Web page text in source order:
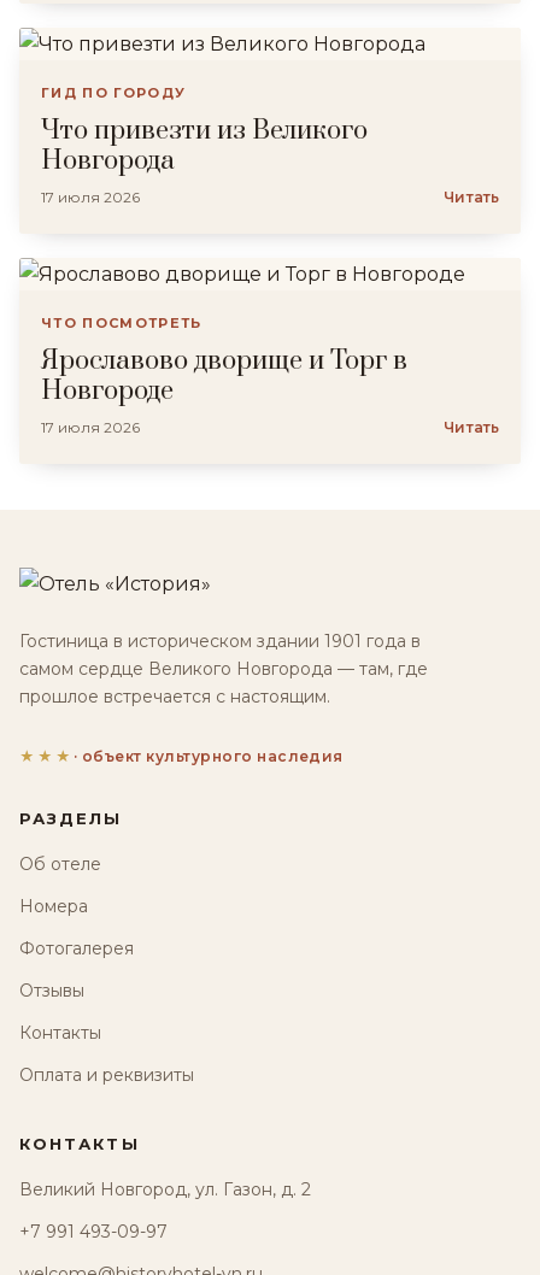
ГИД ПО ГОРОДУ
Что привезти из Великого
Новгорода
17 июля 2026 Читать
ЧТО ПОСМОТРЕТЬ
Ярославово дворище и Торг в
Новгороде
17 июля 2026 Читать
Гостиница в историческом здании 1901 года в
самом сердце Великого Новгорода — там, где
прошлое встречается с настоящим.
★★★ · объект культурного наследия
РАЗДЕЛЫ
Об отеле
Номера
Фотогалерея
Отзывы
Контакты
Оплата и реквизиты
КОНТАКТЫ
Великий Новгород, ул. Газон, д. 2
+7 991 493-09-97